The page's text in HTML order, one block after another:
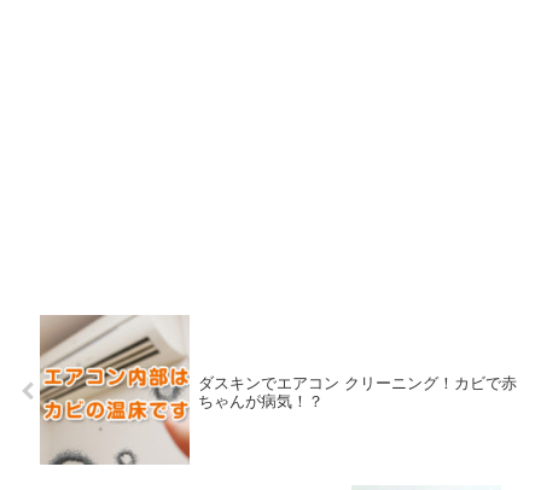
ダスキンでエアコン クリーニング！カビで赤
ちゃんが病気！？